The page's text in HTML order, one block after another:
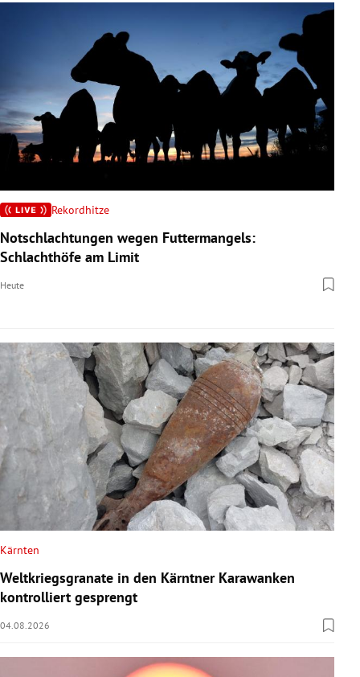
Rekordhitze
Notschlachtungen wegen Futtermangels:
Schlachthöfe am Limit
Heute
Kärnten
Weltkriegsgranate in den Kärntner Karawanken
kontrolliert gesprengt
04.08.2026